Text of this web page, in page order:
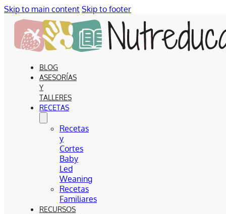
Skip to main content Skip to footer
BLOG
ASESORÍAS
Y
TALLERES
RECETAS
Recetas
y
Cortes
Baby
Led
Weaning
Recetas
Familiares
RECURSOS